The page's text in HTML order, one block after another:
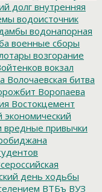
долг внутренняя
водоисточник
водонапорная
военные сборы
возгорание
вокзал
Волочаевская битва
Воропаева
Востокцемент
экономический
вредные привычки
день ходьбы
ВТБъ ВУЗ